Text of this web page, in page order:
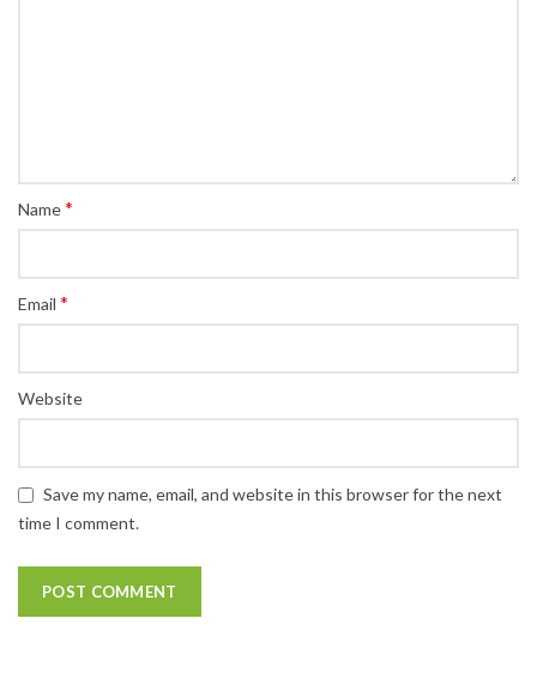
Name*
Email *
Website
Save my name, email, and website in this browser for the next
time I comment.